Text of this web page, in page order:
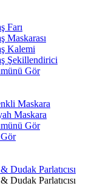
Farı
Maskarası
Kalemi
Şekillendirici
Gör
Maskara
Maskara
Gör
Dudak Parlatıcısı
Dudak Parlatıcısı